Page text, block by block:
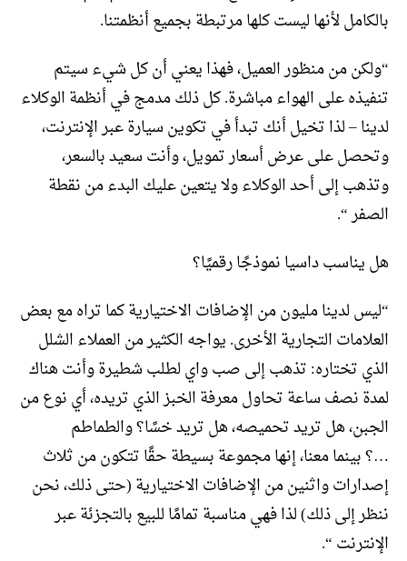
بالكامل لأنها ليست كلها مرتبطة بجميع أنظمتنا.
“ولكن من منظور العميل، فهذا يعني أن كل شيء سيتم
تنفيذه على الهواء مباشرة. كل ذلك مدمج في أنظمة الوكلاء
لدينا – لذا تخيل أنك تبدأ في تكوين سيارة عبر الإنترنت،
وتحصل على عرض أسعار تمويل، وأنت سعيد بالسعر،
وتذهب إلى أحد الوكلاء ولا يتعين عليك البدء من نقطة
الصفر “.
هل يناسب داسيا نموذجًا رقميًا؟
“ليس لدينا مليون من الإضافات الاختيارية كما تراه مع بعض
العلامات التجارية الأخرى. يواجه الكثير من العملاء الشلل
الذي تختاره: تذهب إلى صب واي لطلب شطيرة وأنت هناك
لمدة نصف ساعة تحاول معرفة الخبز الذي تريده، أي نوع من
الجبن، هل تريد تحميصه، هل تريد خسًا؟ والطماطم
…؟ بينما معنا، إنها مجموعة بسيطة حقًا تتكون من ثلاث
إصدارات واثنين من الإضافات الاختيارية (حتى ذلك، نحن
ننظر إلى ذلك) لذا فهي مناسبة تمامًا للبيع بالتجزئة عبر
الإنترنت “.